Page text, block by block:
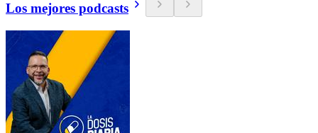
Los mejores podcasts